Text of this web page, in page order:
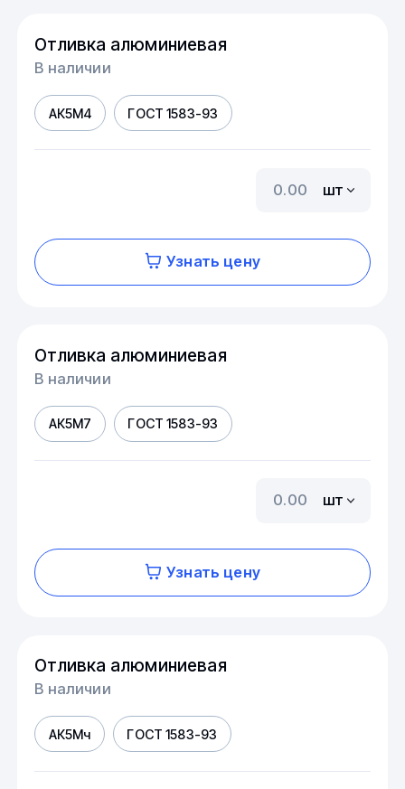
Отливка алюминиевая
В наличии
АК5М4 ГОСТ 1583-93
шт
Узнать цену
Отливка алюминиевая
В наличии
АК5М7 ГОСТ 1583-93
шт
Узнать цену
Отливка алюминиевая
В наличии
АК5Мч ГОСТ 1583-93